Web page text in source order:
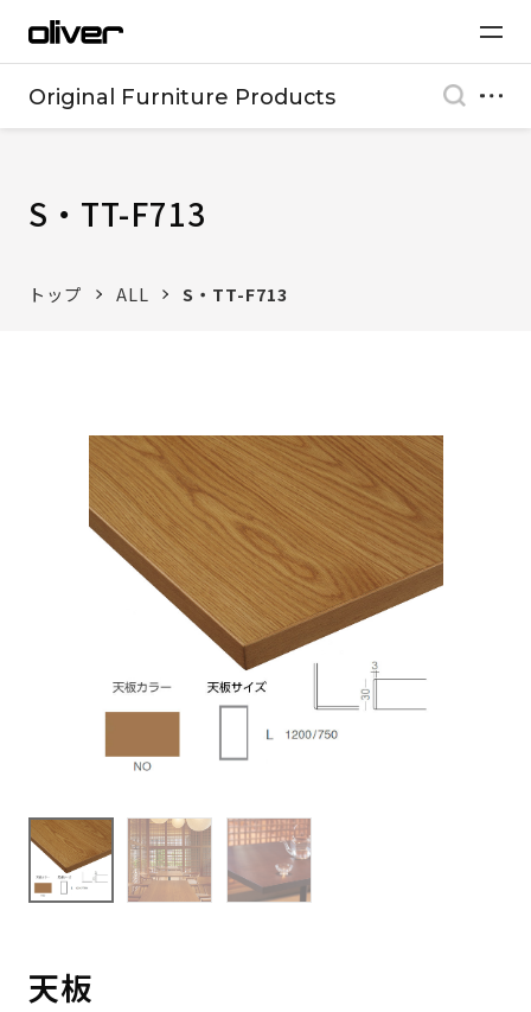
Original Furniture Products
S・TT-F713
トップ ALL S・TT-F713
天板